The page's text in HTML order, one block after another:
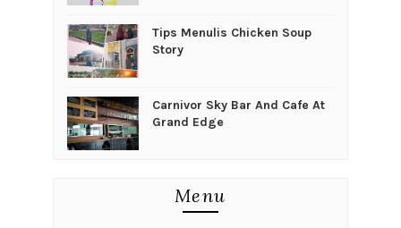
Tips Menulis Chicken Soup
Story
Carnivor Sky Bar And Cafe At
Grand Edge
Menu